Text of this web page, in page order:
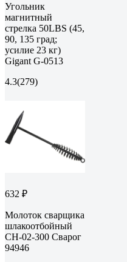
Угольник
магнитный
стрелка 50LBS (45,
90, 135 град;
усилие 23 кг)
Gigant G-0513
4.3(279)
632 ₽
Молоток сварщика
шлакоотбойный
CH-02-300 Сварог
94946